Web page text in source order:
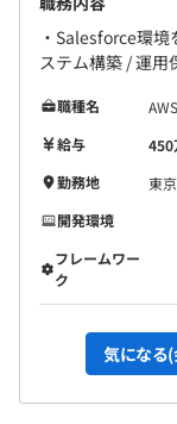
・Salesforce環境
ステム構築 / 運
職種名
給与
450
勤務地
東
開発環境
フレームワー
ク
気になる